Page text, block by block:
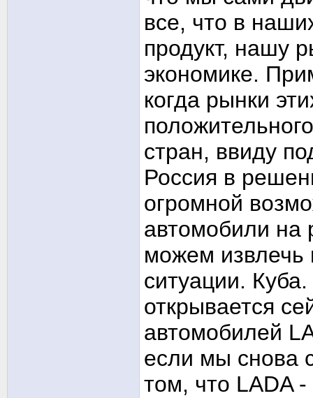
все, что в
продукт, нашу
экономике.
когда рынки
стран, ввиду
Россия в
огромной
автомобили на
можем извлечь
ситуации.
открывается
автомобилей
если мы снова
том, что LADA